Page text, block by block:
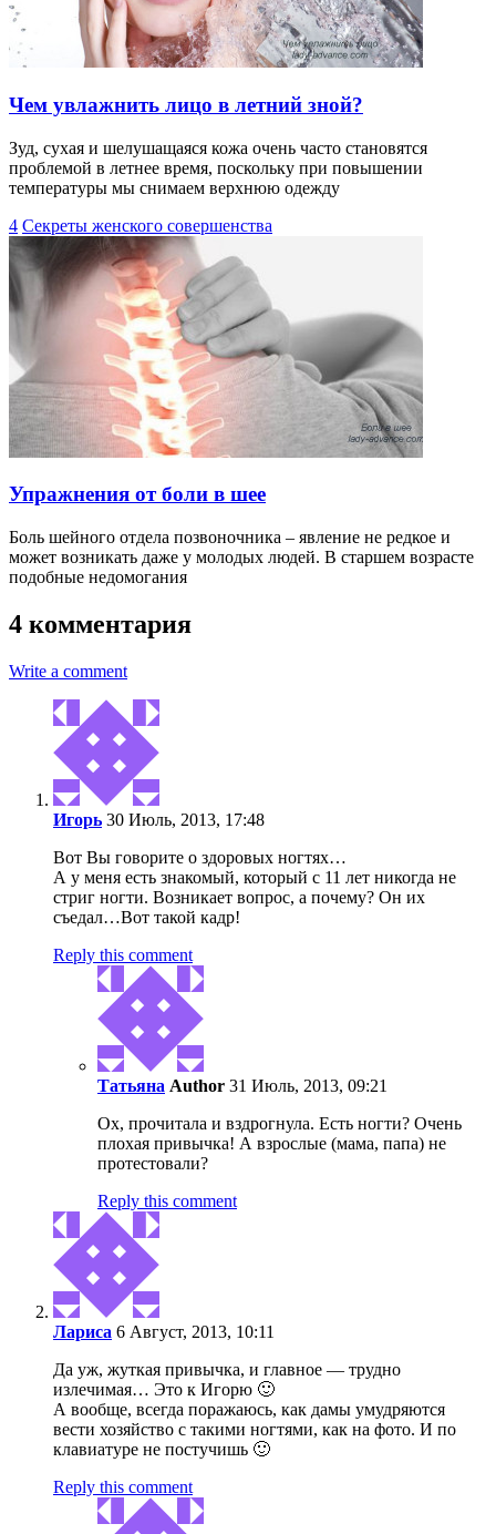
Чем увлажнить лицо в летний зной?
Зуд, сухая и шелушащаяся кожа очень часто становятся
проблемой в летнее время, поскольку при повышении
температуры мы снимаем верхнюю одежду
4 Секреты женского совершенства
Упражнения от боли в шее
Боль шейного отдела позвоночника – явление не редкое и
может возникать даже у молодых людей. В старшем возрасте
подобные недомогания
4 комментария
Write a comment
Игopь 30 Июль, 2013, 17:48
Вот Вы говорите о здоровых ногтях…
А у меня есть знакомый, который с 11 лет никогда не
стриг ногти. Возникает вопрос, а почему? Он их
съедал…Вот такой кадр!
Reply this comment
Татьяна Author 31 Июль, 2013, 09:21
Ох, прочитала и вздрогнула. Есть ногти? Очень
плохая привычка! А взрослые (мама, папа) не
протестовали?
Reply this comment
Лариса 6 Август, 2013, 10:11
Да уж, жуткая привычка, и главное — трудно
излечимая… Это к Игорю 🙂
А вообще, всегда поражаюсь, как дамы умудряются
вести хозяйство с такими ногтями, как на фото. И по
клавиатуре не постучишь 🙂
Reply this comment